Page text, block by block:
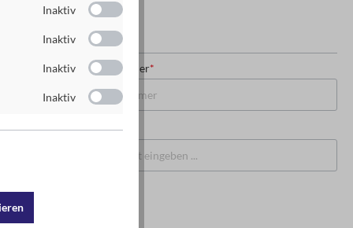
USt-IdNr. oder Steuernummer*
PLZ* Ort
Inaktiv
Inaktiv
Inaktiv
Inaktiv